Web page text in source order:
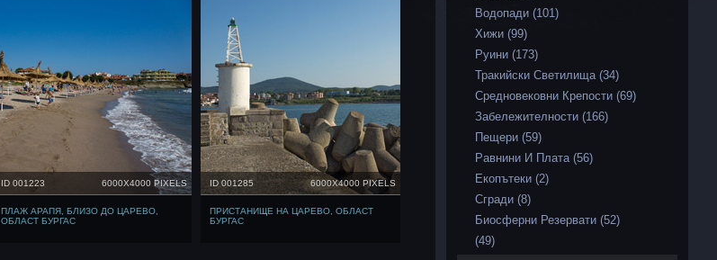
ID 001223 6000X4000 PIXELS
ПЛАЖ АРАПЯ, БЛИЗО ДО ЦАРЕВО,
ОБЛАСТ БУРГАС
ID 001285 6000X4000 PIXELS
ПРИСТАНИЩЕ НА ЦАРЕВО, ОБЛАСТ
БУРГАС
Водопади (101)
Хижи (99)
Руини (173)
Тракийски Светилища (34)
Средновековни Крепости (69)
Забележителности (166)
Пещери (59)
Равнини И Плата (56)
Екопътеки (2)
Сгради (8)
Биосферни Резервати (52)
(49)